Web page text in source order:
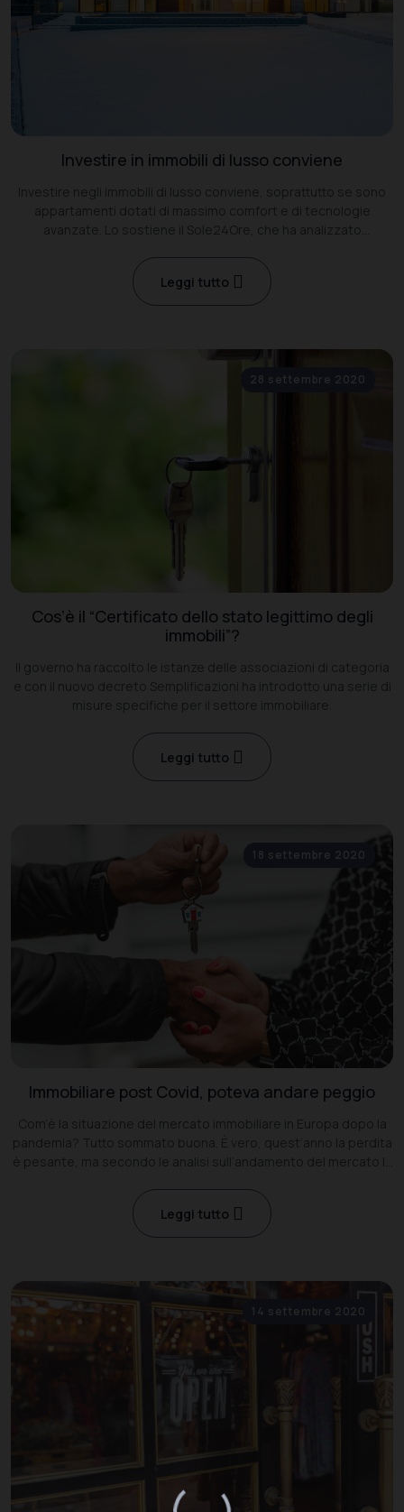
Investire in immobili di lusso conviene
Investire negli immobili di lusso conviene, soprattutto se sono
appartamenti dotati di massimo comfort e di tecnologie
avanzate. Lo sostiene il Sole24Ore, che ha analizzato
Leggi tutto
28 settembre 2020
Cos’è il “Certificato dello stato legittimo degli
immobili”?
Il governo ha raccolto le istanze delle associazioni di categoria
e con il nuovo decreto Semplificazioni ha introdotto una serie di
misure specifiche per il settore immobiliare.
Leggi tutto
18 settembre 2020
Immobiliare post Covid, poteva andare peggio
Com’è la situazione del mercato immobiliare in Europa dopo la
pandemia? Tutto sommato buona. È vero, quest’anno la perdita
è pesante, ma secondo le analisi sull’andamento del mercato la
Leggi tutto
14 settembre 2020